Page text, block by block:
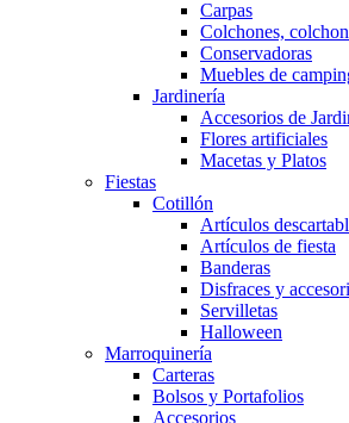
Carpas
Colchones,
Conservadoras
Muebles de
Jardinería
Accesorios de
Flores artificiales
Macetas y Platos
Fiestas
Cotillón
Artículos
Artículos de fiesta
Banderas
Disfraces y
Servilletas
Halloween
Marroquinería
Carteras
Bolsos y Portafolios
Accesorios